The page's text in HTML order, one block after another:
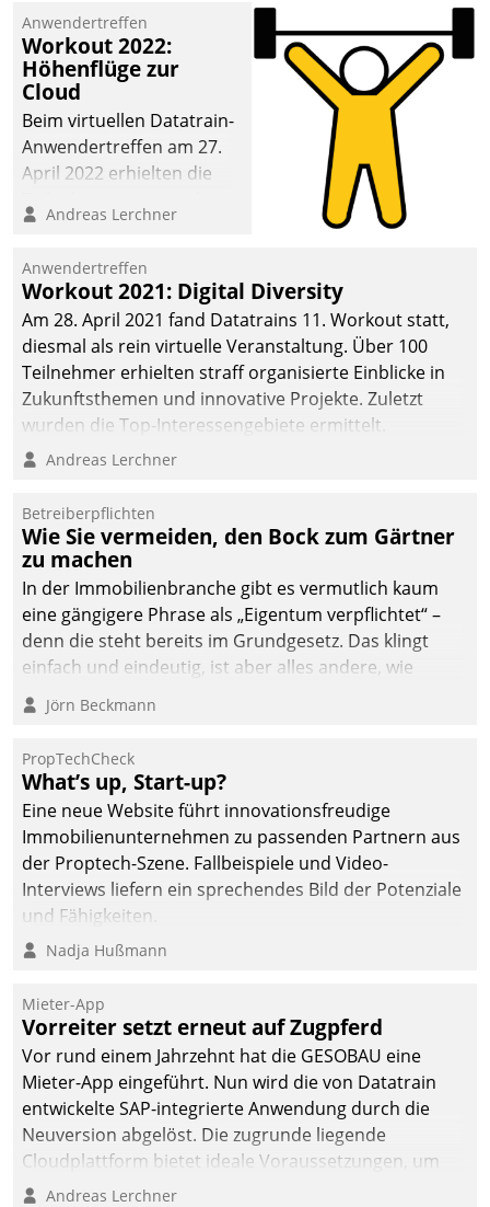
deutscher
Wohnungsunternehmen
– und beschleunigt damit
den Weg vom
Mieteranliegen zum
Dienstleisterauftrag.
Anwendertreffen
Workout 2022:
Höhenflüge zur
Cloud
Beim virtuellen Datatrain-
Anwendertreffen am 27.
April 2022 erhielten die
Teilnehmer kurzweilige
Cloud-Strategien und -
Lösungen mit hohem
Zukunftspotenzial.
Andreas Lerchner
Anwendertreffen
Workout 2021: Digital Diversity
Am 28. April 2021 fand Datatrains 11. Workout statt,
diesmal als rein virtuelle Veranstaltung. Über 100
Teilnehmer erhielten straff organisierte Einblicke in
Zukunftsthemen und innovative Projekte. Zuletzt
wurden die Top-Interessengebiete ermittelt.
Andreas Lerchner
Betreiberpflichten
Wie Sie vermeiden, den Bock zum Gärtner
zu machen
In der Immobilienbranche gibt es vermutlich kaum
eine gängigere Phrase als „Eigentum verpflichtet“ –
denn die steht bereits im Grundgesetz. Das klingt
einfach und eindeutig, ist aber alles andere, wie
Branchenbeschäftigte wissen. Denn mit der
Verantwortung folgen Verpflichtungen.
Jörn Beckmann
PropTechCheck
What’s up, Start-up?
Eine neue Website führt innovationsfreudige
Immobilienunternehmen zu passenden Partnern aus
der Proptech-Szene. Fallbeispiele und Video-
Interviews liefern ein sprechendes Bild der Potenziale
und Fähigkeiten.
Nadja Hußmann
Mieter-App
Vorreiter setzt erneut auf Zugpferd
Vor rund einem Jahrzehnt hat die GESOBAU eine
Mieter-App eingeführt. Nun wird die von Datatrain
entwickelte SAP-integrierte Anwendung durch die
Neuversion abgelöst. Die zugrunde liegende
Cloudplattform bietet ideale Voraussetzungen, um
die Funktionalität der App zu erweitern und weitere
Andreas Lerchner